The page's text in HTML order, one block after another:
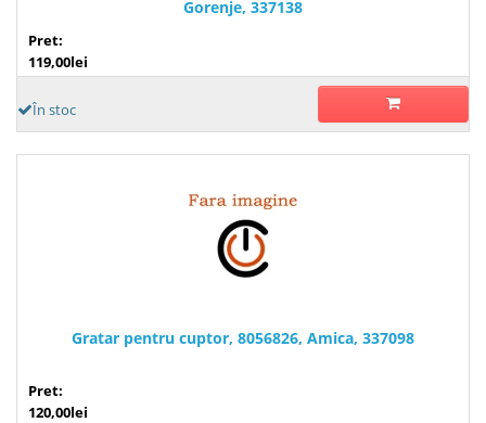
Gorenje, 337138
Pret:
119,00lei
În stoc
Gratar pentru cuptor, 8056826, Amica, 337098
Pret:
120,00lei